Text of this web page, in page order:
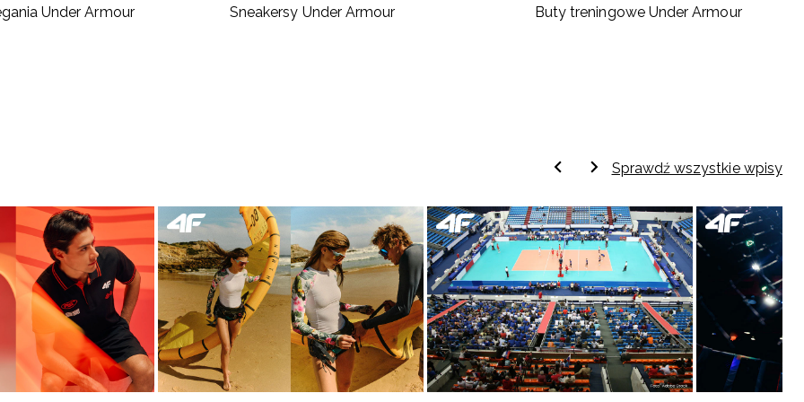
Under Armour Sneakersy Under Armour Buty treningowe Under Armour
Sprawdź wszystkie wpisy